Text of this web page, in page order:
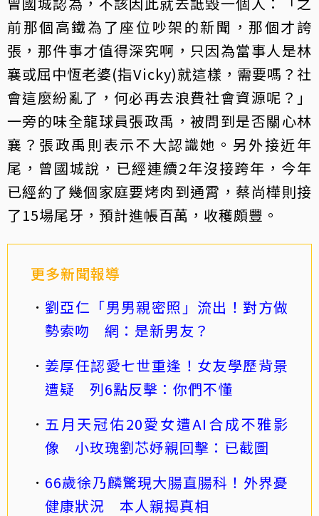
前那個高鐵為了座位吵架的新聞，那個才誇
張，那件事才值得深究啊，只因為當事人是林
襄或屈中恆老婆(指Vicky)就這樣，需要嗎？社
會這麼紛亂了，何必再去浪費社會資源呢？」
一旁的味全龍球員張政禹，被問到是否關心林
襄？張政禹則表示不大認識她。另外接近年
尾，曾國城說，已經連續2年沒接跨年，今年
已經約了幾個家庭要烤肉到通霄，蔡尚樺則接
了15場尾牙，預計進帳百萬，收穫頗豐。
更多新聞報導
劉亞仁「男男親密照」流出！對方做
勢索吻 網：是新男友？
姜厚任認愛七世重逢！女友學歷背景
遭疑 列6點反擊：你們不懂
五月天冠佑20愛女遭AI合成不雅影
像 小玫瑰劉芯妤親回擊：已截圖
66歲徐乃麟驚現大腸直腸科！外界憂
健康狀況 本人親揭真相